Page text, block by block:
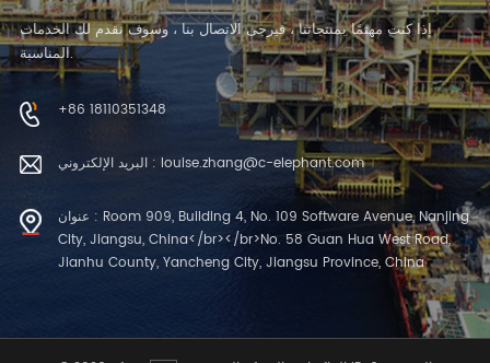
إذا كنت مهتمًا بمنتجاتنا ، فيرجى الاتصال بنا ، وسوف نقدم لك الخدمات
المناسبة.
+86 18110351348
البريد الإلكتروني : louise.zhang@c-elephant.com
عنوان : Room 909, Building 4, No. 109 Software Avenue, Nanjing
City, Jiangsu, China</br></br>No. 58 Guan Hua West Road,
Jianhu County, Yancheng City, Jiangsu Province, China